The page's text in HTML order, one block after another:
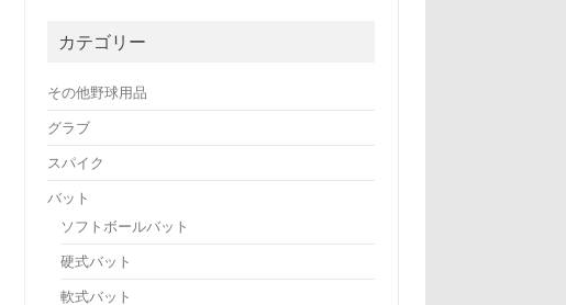
カテゴリー
その他野球用品
グラブ
スパイク
バット
ソフトボールバット
硬式バット
軟式バット